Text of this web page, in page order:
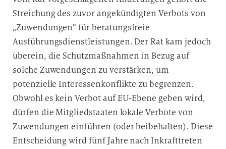
Streichung des zuvor angekündigten Verbots von
„Zuwendungen“ für beratungsfreie
Ausführungsdienstleistungen. Der Rat kam jedoch
überein, die Schutzmaßnahmen in Bezug auf
solche Zuwendungen zu verstärken, um
potenzielle Interessenkonflikte zu begrenzen.
Obwohl es kein Verbot auf EU-Ebene geben wird,
dürfen die Mitgliedstaaten lokale Verbote von
Zuwendungen einführen (oder beibehalten). Diese
Entscheidung wird fünf Jahre nach Inkrafttreten